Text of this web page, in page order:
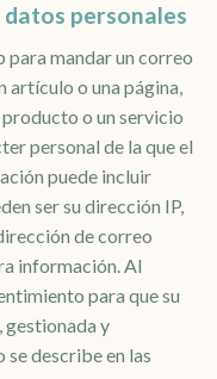
personales
para mandar un correo
artículo o una página,
o un servicio
personal de la que el
puede incluir
ser su dirección IP,
de correo
información. Al
para que su
gestionada y
describe en las